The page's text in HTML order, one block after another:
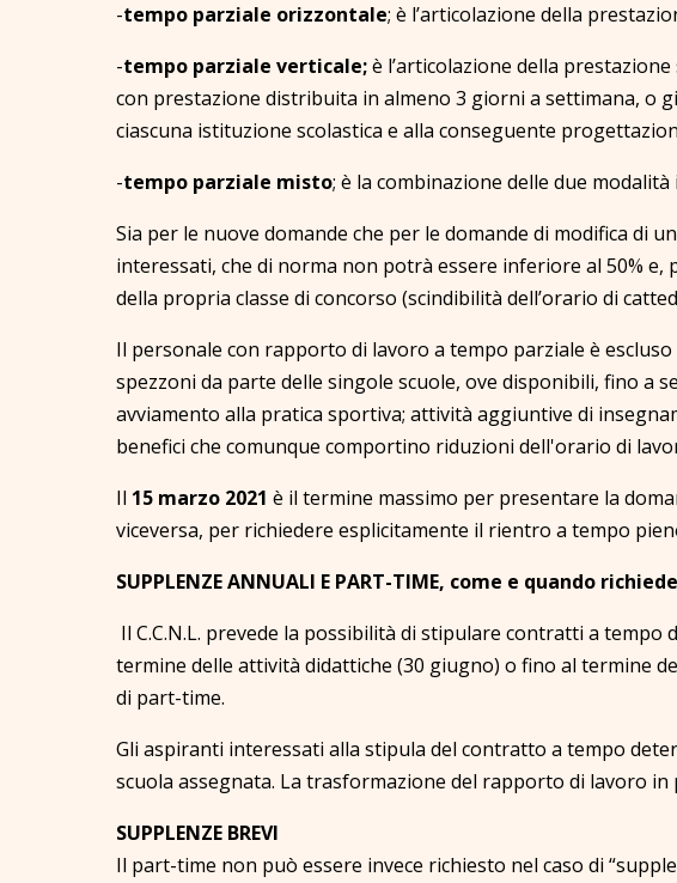
-tempo parziale orizzontale; è l’articolazione della
-tempo parziale verticale;è l’articolazione della
con prestazione distribuita in almeno 3 giorni a settimana, o
ciascuna istituzione scolastica e alla conseguente
-tempo parziale misto; è la combinazione delle due
Sia per le nuove domande che per le domande di modifica di
interessati, che di norma non potrà essere inferiore al 50%
della propria classe di concorso (scindibilità dell’orario di
Il personale con rapporto di lavoro a tempo parziale è
spezzoni da parte delle singole scuole, ove disponibili, fino
avviamento alla pratica sportiva; attività aggiuntive di
benefici che comunque comportino riduzioni dell'orario di
Il 15 marzo 2021 è il termine massimo per presentare la
viceversa, per richiedere esplicitamente il rientro a tempo
SUPPLENZE ANNUALI E PART-TIME, come e quando
Il C.C.N.L. prevede la possibilità di stipulare contratti a
termine delle attività didattiche (30 giugno) o fino al termine
di part-time.
Gli aspiranti interessati alla stipula del contratto a tempo
scuola assegnata. La trasformazione del rapporto di lavoro
SUPPLENZE BREVI
Il part-time non può essere invece richiesto nel caso di